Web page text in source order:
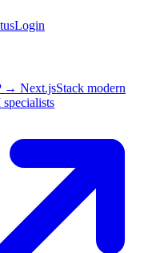
Login
→ Next.jsStack modern